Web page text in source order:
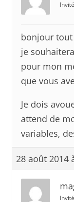
Invité
bonjour
je
pour mon
que vous
Je dois
attend de
variables,
28 août 2014
Invité